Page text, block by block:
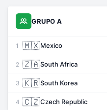
GRUPO A
1 🇲🇽Mexico
2 🇿🇦South Africa
3 🇰🇷South Korea
4 🇨🇿Czech Republic